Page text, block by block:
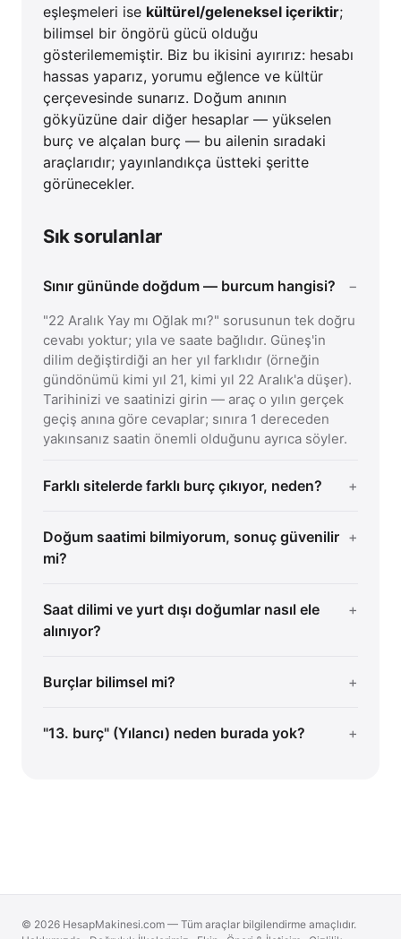
eşleşmeleri ise kültürel/geleneksel içeriktir;
bilimsel bir öngörü gücü olduğu
gösterilememiştir. Biz bu ikisini ayırırız: hesabı
hassas yaparız, yorumu eğlence ve kültür
çerçevesinde sunarız. Doğum anının
gökyüzüne dair diğer hesaplar — yükselen
burç ve alçalan burç — bu ailenin sıradaki
araçlarıdır; yayınlandıkça üstteki şeritte
görünecekler.
Sık sorulanlar
Sınır gününde doğdum — burcum hangisi?
"22 Aralık Yay mı Oğlak mı?" sorusunun tek doğru
cevabı yoktur; yıla ve saate bağlıdır. Güneş'in
dilim değiştirdiği an her yıl farklıdır (örneğin
gündönümü kimi yıl 21, kimi yıl 22 Aralık'a düşer).
Tarihinizi ve saatinizi girin — araç o yılın gerçek
geçiş anına göre cevaplar; sınıra 1 dereceden
yakınsanız saatin önemli olduğunu ayrıca söyler.
Farklı sitelerde farklı burç çıkıyor, neden?
Doğum saatimi bilmiyorum, sonuç güvenilir
mi?
Saat dilimi ve yurt dışı doğumlar nasıl ele
alınıyor?
Burçlar bilimsel mi?
"13. burç" (Yılancı) neden burada yok?
© 2026 HesapMakinesi.com — Tüm araçlar bilgilendirme amaçlıdır.